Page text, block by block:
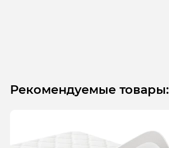
Рекомендуемые товары: